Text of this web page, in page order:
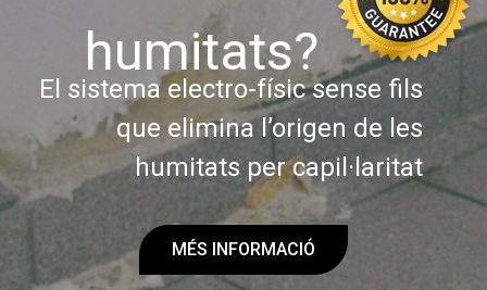
humitats?
El sistema electro-físic sense fils
que elimina l’origen de les
humitats per capil·laritat
MÉS INFORMACIÓ